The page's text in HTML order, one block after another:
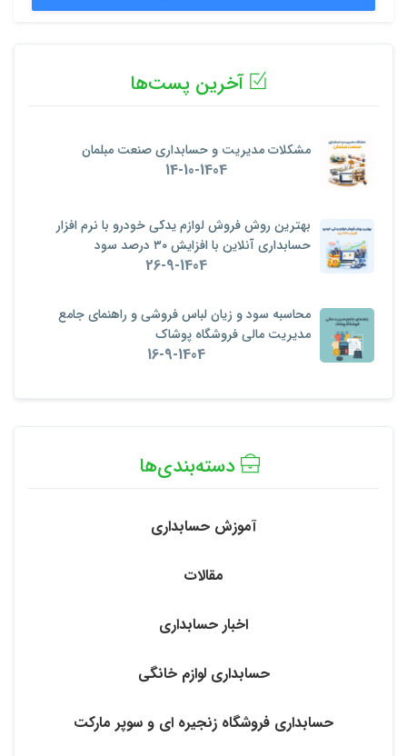
آخرین پست‌ها
مشکلات مدیریت و حسابداری صنعت مبلمان
14-10-1404
بهترین روش فروش لوازم یدکی خودرو با نرم‌ افزار
حسابداری آنلاین با افزایش ۳۰ درصد سود
26-9-1404
محاسبه سود و زیان لباس فروشی و راهنمای جامع
مدیریت مالی فروشگاه پوشاک
16-9-1404
دسته‌بندی‌ها
آموزش حسابداری
مقالات
اخبار حسابداری
حسابداری لوازم خانگی
حسابداری فروشگاه زنجیره ‌ای و سوپر مارکت